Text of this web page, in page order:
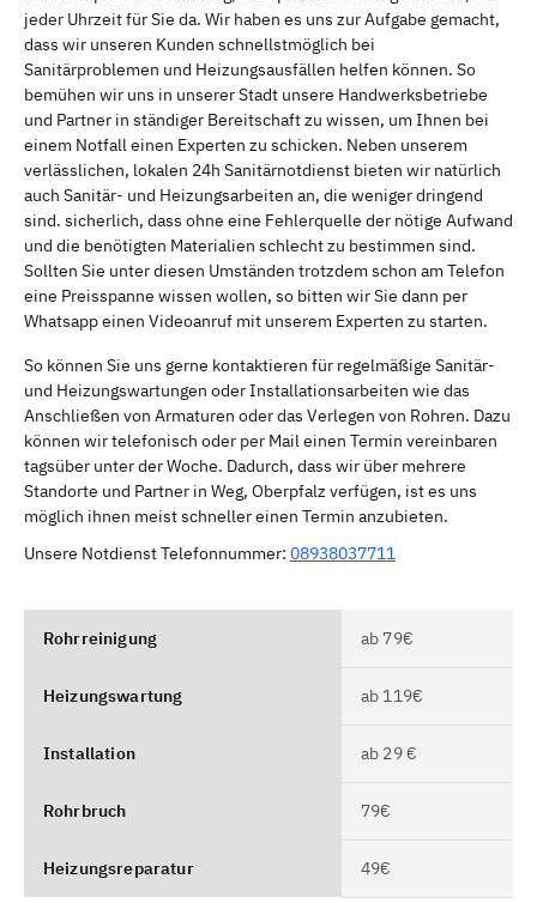
jeder Uhrzeit für Sie da. Wir haben es uns zur Aufgabe gemacht,
dass wir unseren Kunden schnellstmöglich bei
Sanitärproblemen und Heizungsausfällen helfen können. So
bemühen wir uns in unserer Stadt unsere Handwerksbetriebe
und Partner in ständiger Bereitschaft zu wissen, um Ihnen bei
einem Notfall einen Experten zu schicken. Neben unserem
verlässlichen, lokalen 24h Sanitärnotdienst bieten wir natürlich
auch Sanitär- und Heizungsarbeiten an, die weniger dringend
sind. sicherlich, dass ohne eine Fehlerquelle der nötige Aufwand
und die benötigten Materialien schlecht zu bestimmen sind.
Sollten Sie unter diesen Umständen trotzdem schon am Telefon
eine Preisspanne wissen wollen, so bitten wir Sie dann per
Whatsapp einen Videoanruf mit unserem Experten zu starten.
So können Sie uns gerne kontaktieren für regelmäßige Sanitär-
und Heizungswartungen oder Installationsarbeiten wie das
Anschließen von Armaturen oder das Verlegen von Rohren. Dazu
können wir telefonisch oder per Mail einen Termin vereinbaren
tagsüber unter der Woche. Dadurch, dass wir über mehrere
Standorte und Partner in Weg, Oberpfalz verfügen, ist es uns
möglich ihnen meist schneller einen Termin anzubieten.
Unsere Notdienst Telefonnummer: 08938037711
Rohrreinigung ab 79€
Heizungswartung ab 119€
Installation ab 29 €
Rohrbruch 79€
Heizungsreparatur 49€